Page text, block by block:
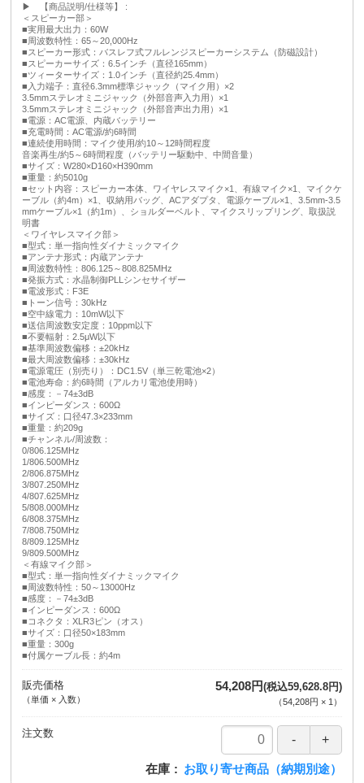
▶ 【商品説明/仕様等】
＜スピーカー部＞
■実用最大出力：60W
■周波数特性：65～20,000Hz
■スピーカー形式：バスレフ式フルレンジスピーカーシステム（防磁設計）
■スピーカーサイズ：6.5インチ（直径165mm）
■ツィーターサイズ：1.0インチ（直径約25.4mm）
■入力端子：直径6.3mm標準ジャック（マイク用）×2
3.5mmステレオミニジャック（外部音声入力用）×1
3.5mmステレオミニジャック（外部音声出力用）×1
■電源：AC電源、内蔵バッテリー
■充電時間：AC電源/約6時間
■連続使用時間：マイク使用/約10～12時間程度
音楽再生/約5～6時間程度（バッテリー駆動中、中間音量）
■サイズ：W280×D160×H390mm
■重量：約5010g
■セット内容：スピーカー本体、ワイヤレスマイク×1、有線マイク×1、マイクケ
ーブル（約4m）×1、収納用バッグ、ACアダプタ、電源ケーブル×1、3.5mm-3.5
mmケーブル×1（約1m）、ショルダーベルト、マイクスリップリング、取扱説
明書
＜ワイヤレスマイク部＞
■型式：単一指向性ダイナミックマイク
■アンテナ形式：内蔵アンテナ
■周波数特性：806.125～808.825MHz
■発振方式：水晶制御PLLシンセサイザー
■電波形式：F3E
■トーン信号：30kHz
■空中線電力：10mW以下
■送信周波数安定度：10ppm以下
■不要輻射：2.5μW以下
■基準周波数偏移：±20kHz
■最大周波数偏移：±30kHz
■電源電圧（別売り）：DC1.5V（単三乾電池×2）
■電池寿命：約6時間（アルカリ電池使用時）
■感度：－74±3dB
■インピーダンス：600Ω
■サイズ：口径47.3×233mm
■重量：約209g
■チャンネル/周波数：
0/806.125MHz
1/806.500MHz
2/806.875MHz
3/807.250MHz
4/807.625MHz
5/808.000MHz
6/808.375MHz
7/808.750MHz
8/809.125MHz
9/809.500MHz
＜有線マイク部＞
■型式：単一指向性ダイナミックマイク
■周波数特性：50～13000Hz
■感度：－74±3dB
■インピーダンス：600Ω
■コネクタ：XLR3ピン（オス）
■サイズ：口径50×183mm
■重量：300g
■付属ケーブル長：約4m
販売価格
（単価 × 入数）
54,208円(税込59,628.8円)
（54,208円 × 1 ）
注文数
在庫 お取り寄せ商品（納期別途）